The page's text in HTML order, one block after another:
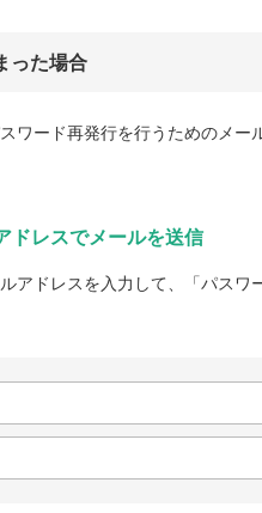
った場合
ワード再発行を行うためのメー
ドレスでメールを送信
アドレスを入力して、「パスワ